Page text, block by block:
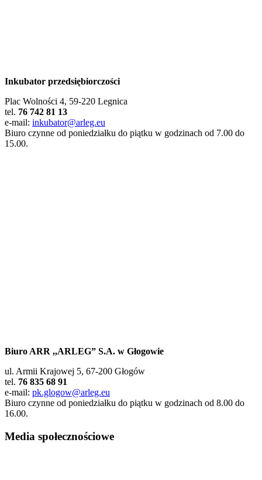
Inkubator przedsiębiorczości
Plac Wolności 4, 59-220 Legnica
tel. 76 742 81 13
e-mail: inkubator@arleg.eu
Biuro czynne od poniedziałku do piątku w godzinach od 7.00 do
15.00.
Biuro ARR ,,ARLEG” S.A. w Głogowie
ul. Armii Krajowej 5, 67-200 Głogów
tel. 76 835 68 91
e-mail: pk.glogow@arleg.eu
Biuro czynne od poniedziałku do piątku w godzinach od 8.00 do
16.00.
Footer
Media społecznościowe